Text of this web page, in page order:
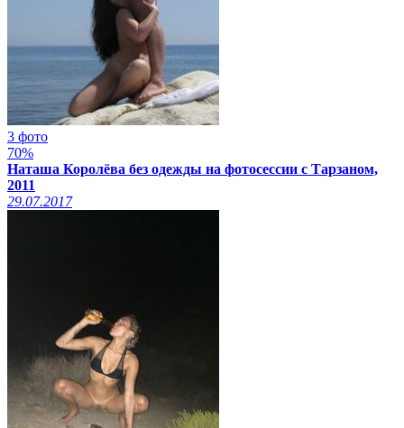
3 фото
70%
Наташа Королёва без одежды на фотосессии с Тарзаном,
2011
29.07.2017